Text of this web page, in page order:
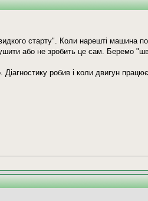
старту". Коли нарешті машина
або не зробить це сам. Беремо
робив і коли двигун